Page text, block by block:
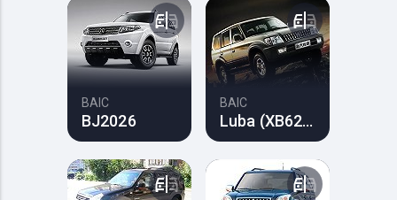
BAIC
BJ2026
BAIC
Luba (XB624)